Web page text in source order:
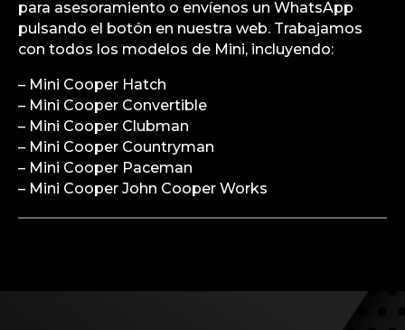
para asesoramiento o envíenos un WhatsApp
pulsando el botón en nuestra web. Trabajamos
con todos los modelos de Mini, incluyendo:
– Mini Cooper Hatch
– Mini Cooper Convertible
– Mini Cooper Clubman
– Mini Cooper Countryman
– Mini Cooper Paceman
– Mini Cooper John Cooper Works